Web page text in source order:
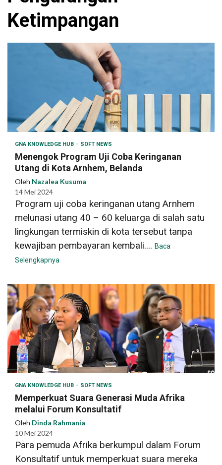
Ketimpangan
GNA KNOWLEDGE HUB SOFT NEWS
Menengok Program Uji Coba Keringanan
Utang di Kota Arnhem, Belanda
Oleh Nazalea Kusuma
14 Mei 2024
Program uji coba keringanan utang Arnhem
melunasi utang 40 – 60 keluarga di salah satu
lingkungan termiskin di kota tersebut tanpa
kewajiban pembayaran kembali.... Baca
Selengkapnya
GNA KNOWLEDGE HUB SOFT NEWS
Memperkuat Suara Generasi Muda Afrika
melalui Forum Konsultatif
Oleh Dinda Rahmania
10 Mei 2024
Para pemuda Afrika berkumpul dalam Forum
Konsultatif untuk memperkuat suara mereka